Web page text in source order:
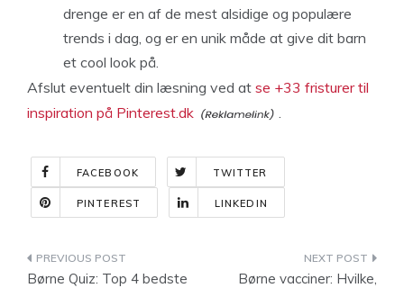
drenge er en af de mest alsidige og populære
trends i dag, og er en unik måde at give dit barn
et cool look på.
Afslut eventuelt din læsning ved at se +33 fristurer til
inspiration på Pinterest.dk
.
FACEBOOK TWITTER
PINTEREST LINKEDIN
Indlægsnavigation
Børne Quiz: Top 4 bedste
Børne vacciner: Hvilke,